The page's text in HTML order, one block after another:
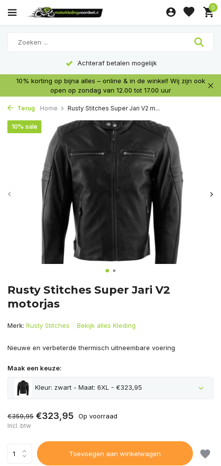
0
Achteraf betalen mogelijk
10% korting op bijna alles – online & in de winkel! Wij zijn ook
open op zondag van 12.00 tot 17.00 uur
Terug Home Rusty Stitches Super Jari V2 m...
Rusty Stitches Super Jari V2
motorjas
10% sale
Merk: Rusty Stitches Bekijk alles Kleding
Nieuwe en verbeterde thermisch uitneembare voering
Maak een keuze:
Kleur: zwart - Maat: 6XL - €323,95
€359,95 €323,95 Op voorraad
Incl. btw
Toevoegen aan winkelwagen